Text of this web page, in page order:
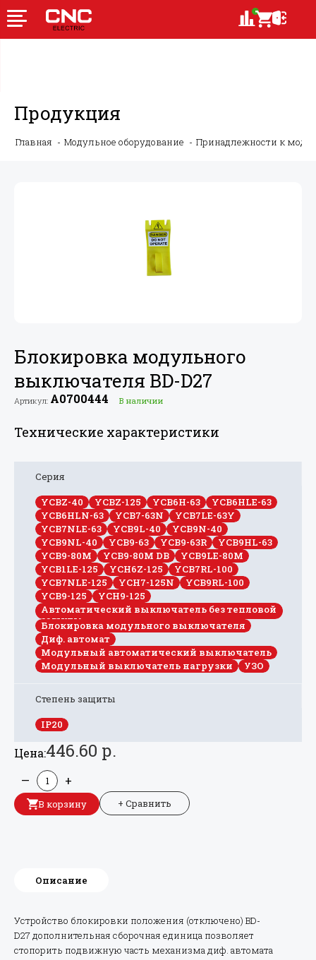
Продукция
Главная Модульное оборудование Принадлежности к
Блокировка модульного
выключателя BD-D27
Артикул: A0700444 В наличии
Технические характеристики
Серия
YCBZ-40
YCBZ-125 YCB6H-63
YCB6HLE-63
YCB6HLN-63
YCB7-63N
YCB7LE-63Y
YCB7NLE-63
YCB9L-40
YCB9N-40
YCB9NL-40
YCB9-63 YCB9-63R
YCB9HL-63
YCB9-80M
YCB9-80M DB
YCB9LE-80M
YCB1LE-125
YCH6Z-125
YCB7RL-100
YCB7NLE-125
YCH7-125N
YCB9RL-100
YCB9-125
YCH9-125
Автоматический выключатель без тепловой
защиты
Блокировка модульного выключателя
Диф. автомат
Модульный автоматический выключатель
Модульный выключатель нагрузки
УЗО
Степень защиты
IP20
Цена:446.60 р.
— +
В корзину + Сравнить
Описание
Устройство блокировки положения (отключено) BD-
D27 дополнительная сборочная единица позволяет
стопорить подвижную часть механизма диф. автомата